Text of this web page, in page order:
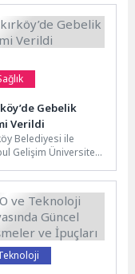
Gebelik
Verildi
Belediyesi ile
Gelişim Üniversitesi
Çocuklarla İlgili...